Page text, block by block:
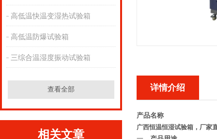
高低温快温变湿热试验箱
高低温防爆试验箱
三综合温湿度振动试验箱
查看全部
相关文章
详情介绍
产品名称
广西恒温恒湿试验箱，厂家